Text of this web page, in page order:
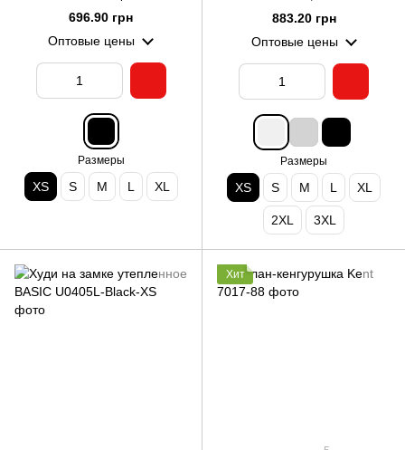
696.90 грн
Оптовые цены
Размеры
XS S M L XL
883.20 грн
Оптовые цены
Размеры
XS S M L XL
2XL 3XL
Хит